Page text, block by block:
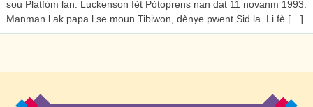
sou Platfòm lan. Luckenson fèt Pòtoprens nan dat 11 novanm 1993.
Manman l ak papa l se moun Tibiwon, dènye pwent Sid la. Li fè […]